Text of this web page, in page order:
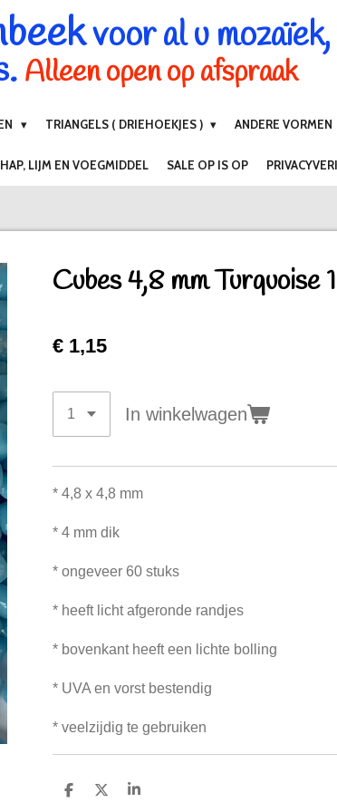
voor al u mozaïek,
Alleen open op afspraak
TRIANGELS ( DRIEHOEKJES ) ANDERE VORMEN
LIJM EN VOEGMIDDEL SALE OP IS OP
Cubes 4,8 mm Turquoise
€ 1,15
In winkelwagen
* 4,8 x 4,8 mm
* 4 mm dik
* ongeveer 60 stuks
* heeft licht afgeronde randjes
* bovenkant heeft een lichte bolling
* UVA en vorst bestendig
* veelzijdig te gebruiken
D
D
S